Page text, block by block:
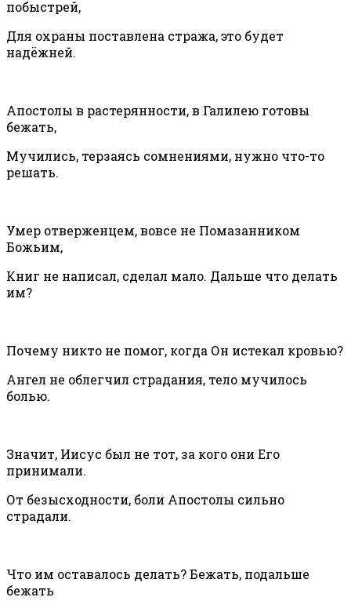
побыстрей,
Для охраны поставлена стража, это будет
надёжней.
Апостолы в растерянности, в Галилею готовы
бежать,
Мучились, терзаясь сомнениями, нужно что-то
решать.
Умер отверженцем, вовсе не Помазанником
Божьим,
Книг не написал, сделал мало. Дальше что делать
им?
Почему никто не помог, когда Он истекал кровью?
Ангел не облегчил страдания, тело мучилось
болью.
Значит, Иисус был не тот, за кого они Его
принимали.
От безысходности, боли Апостолы сильно
страдали.
Что им оставалось делать? Бежать, подальше
бежать